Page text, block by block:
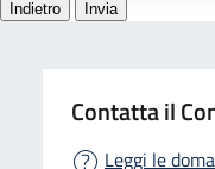
Contatta il
Leggi le